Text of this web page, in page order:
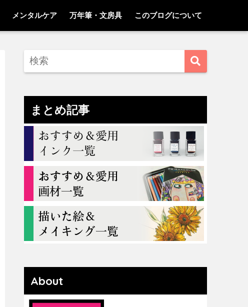
メンタルケア 万年筆・文房具 このブログについて
まとめ記事
About